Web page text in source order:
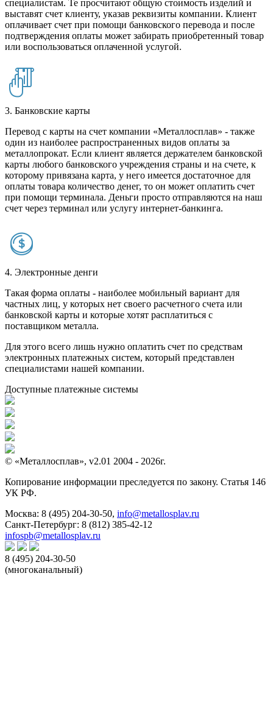
специалистам. Те просчитают общую стоимость изделий и
выставят счет клиенту, указав реквизиты компании. Клиент
оплачивает счет при помощи банковского перевода и после
подтверждения оплаты может забирать приобретенный товар
или воспользоваться оплаченной услугой.
3. Банковские карты
Перевод с карты на счет компании «Металлосплав» - также
один из наиболее распространенных видов оплаты за
металлопрокат. Если клиент является держателем банковской
карты любого банковского учреждения страны и на счете, к
которому привязана карта, у него имеется достаточное для
оплаты товара количество денег, то он может оплатить счет
при помощи терминала. Деньги просто отправляются на наш
счет через терминал или услугу интернет-банкинга.
4. Электронные денги
Такая форма оплаты - наиболее мобильный вариант для
частных лиц, у которых нет своего расчетного счета или
банковской карты и которые хотят расплатиться с
поставщиком металла.
Для этого всего лишь нужно оплатить счет по средствам
электронных платежных систем, который представлен
специалистами нашей компании.
Доступные платежные системы
© «Металлосплав», v2.01 2004 - 2026г.
Копирование информации преследуется по закону. Статья 146
УК РФ.
Москва: 8 (495) 204-30-50, info@metallosplav.ru
Санкт-Петербург: 8 (812) 385-42-12
infospb@metallosplav.ru
8 (495) 204-30-50
(многоканальный)